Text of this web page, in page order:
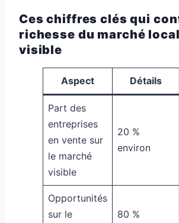
Ces chiffres clés qui
richesse du marché
visible
Aspect Détails
Part des
entreprises
en vente sur
le marché
visible
20 %
environ
Opportunités
sur le
80 %